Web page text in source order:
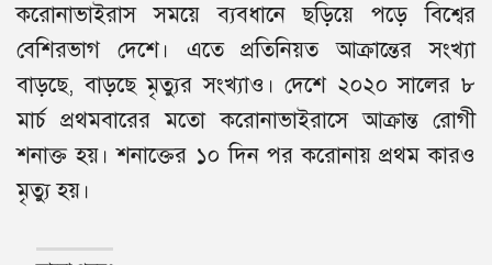
করোনাভাইরাস সময়ে ব্যবধানে ছড়িয়ে পড়ে বিশ্বের
বেশিরভাগ দেশে। এতে প্রতিনিয়ত আক্রান্তের সংখ্যা
বাড়ছে, বাড়ছে মৃত্যুর সংখ্যাও। দেশে ২০২০ সালের ৮
মার্চ প্রথমবারের মতো করোনাভাইরাসে আক্রান্ত রোগী
শনাক্ত হয়। শনাক্তের ১০ দিন পর করোনায় প্রথম কারও
মৃত্যু হয়।